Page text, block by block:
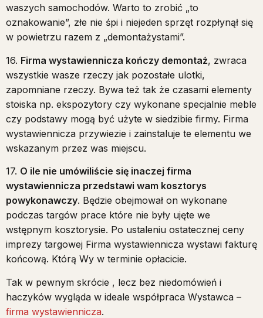
waszych samochodów. Warto to zrobić „to
oznakowanie”, złe nie śpi i niejeden sprzęt rozpłynął się
w powietrzu razem z „demontażystami”.
16. Firma wystawiennicza kończy demontaż, zwraca
wszystkie wasze rzeczy jak pozostałe ulotki,
zapomniane rzeczy. Bywa też tak że czasami elementy
stoiska np. ekspozytory czy wykonane specjalnie meble
czy podstawy mogą być użyte w siedzibie firmy. Firma
wystawiennicza przywiezie i zainstaluje te elementu we
wskazanym przez was miejscu.
17. O ile nie umówiliście się inaczej firma
wystawiennicza przedstawi wam kosztorys
powykonawczy. Będzie obejmował on wykonane
podczas targów prace które nie były ujęte we
wstępnym kosztorysie. Po ustaleniu ostatecznej ceny
imprezy targowej Firma wystawiennicza wystawi fakturę
końcową. Którą Wy w terminie opłacicie.
Tak w pewnym skrócie , lecz bez niedomówień i
haczyków wygląda w ideale współpraca Wystawca –
firma wystawiennicza.